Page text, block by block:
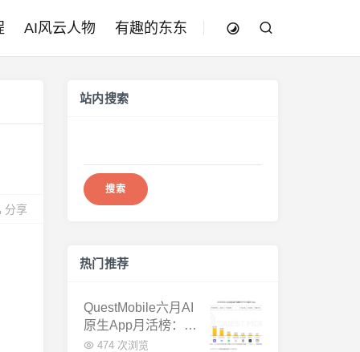
AI风云人物 有趣的东东
分享
站内搜索
热门推荐
QuestMobile六月AI
原生App月活榜：豆
包3.8亿断层第一，
474 次浏览